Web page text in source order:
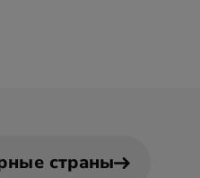
страны